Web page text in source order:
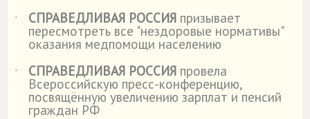
˙
СПРАВЕДЛИВАЯ РОССИЯ призывает
пересмотреть все "нездоровые нормативы"
оказания медпомощи населению
˙
СПРАВЕДЛИВАЯ РОССИЯ провела
Всероссийскую пресс-конференцию,
посвящённую увеличению зарплат и пенсий
граждан РФ